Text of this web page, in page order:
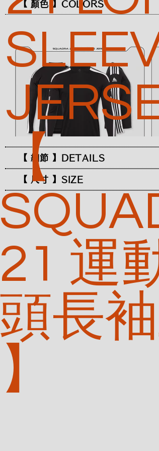
【 顏色 】COLORS
【 細節 】DETAILS
【 尺寸 】SIZE
【
21 運
頭長
】